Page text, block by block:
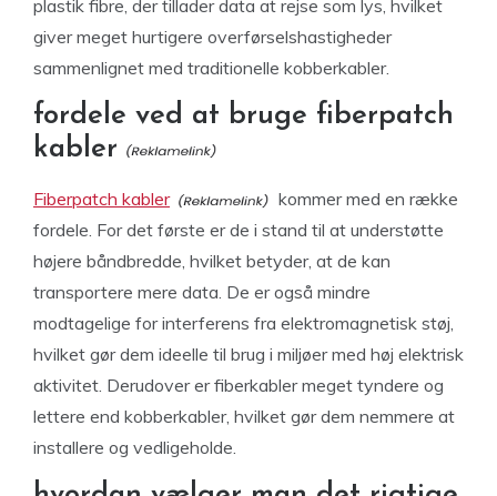
plastik fibre, der tillader data at rejse som lys, hvilket
giver meget hurtigere overførselshastigheder
sammenlignet med traditionelle kobberkabler.
fordele ved at bruge fiberpatch
kabler
Fiberpatch kabler
kommer med en række
fordele. For det første er de i stand til at understøtte
højere båndbredde, hvilket betyder, at de kan
transportere mere data. De er også mindre
modtagelige for interferens fra elektromagnetisk støj,
hvilket gør dem ideelle til brug i miljøer med høj elektrisk
aktivitet. Derudover er fiberkabler meget tyndere og
lettere end kobberkabler, hvilket gør dem nemmere at
installere og vedligeholde.